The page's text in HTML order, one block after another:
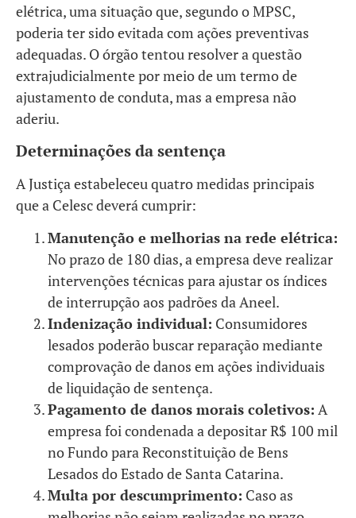
elétrica, uma situação que, segundo o MPSC,
poderia ter sido evitada com ações preventivas
adequadas. O órgão tentou resolver a questão
extrajudicialmente por meio de um termo de
ajustamento de conduta, mas a empresa não
aderiu.
Determinações da sentença
A Justiça estabeleceu quatro medidas principais
que a Celesc deverá cumprir:
Manutenção e melhorias na rede elétrica:
No prazo de 180 dias, a empresa deve realizar
intervenções técnicas para ajustar os índices
de interrupção aos padrões da Aneel.
Indenização individual: Consumidores
lesados poderão buscar reparação mediante
comprovação de danos em ações individuais
de liquidação de sentença.
Pagamento de danos morais coletivos: A
empresa foi condenada a depositar R$ 100 mil
no Fundo para Reconstituição de Bens
Lesados do Estado de Santa Catarina.
Multa por descumprimento: Caso as